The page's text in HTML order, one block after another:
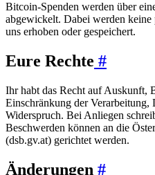
Bitcoin-Spenden werden über
abgewickelt. Dabei werden keine
uns erhoben oder gespeichert.
Eure Rechte #
Ihr habt das Recht auf Auskunft,
Einschränkung der Verarbeitung,
Widerspruch. Bei Anliegen
Beschwerden können an die
(dsb.gv.at) gerichtet werden.
Änderungen #